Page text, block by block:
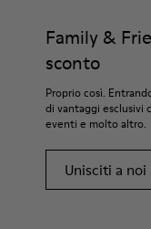
Family &
sconto
Proprio così.
di vantaggi esclusivi
eventi e molto altro.
Unisciti a noi